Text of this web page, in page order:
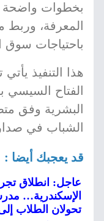
بخطوات واضحة
المعرفة، وربط
باحتياجات سوق
هذا التنفيذ
الفتاح السيسي
البشرية وفق
الشباب في
قد يعجبك أيضا :
عاجل: انطلاق
الإسكندرية…
تحولان الطلاب